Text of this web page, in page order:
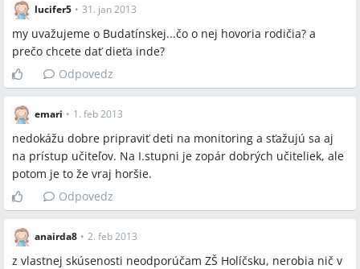
lucifer5 • 31. jan 2013
my uvažujeme o Budatínskej...čo o nej hovoria rodičia? a
prečo chcete dať dieťa inde?
Odpovedz
emari • 1. feb 2013
nedokážu dobre pripraviť deti na monitoring a sťažujú sa aj
na prístup učiteľov. Na I.stupni je zopár dobrých učiteliek, ale
potom je to že vraj horšie.
Odpovedz
anairda8 • 2. feb 2013
z vlastnej skúsenosti neodporúčam ZŠ Holíčsku, nerobia nič v